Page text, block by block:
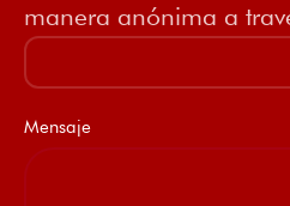
manera anónima a
Mensaje